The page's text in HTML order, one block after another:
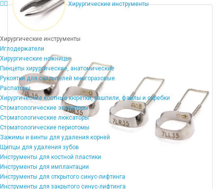
Хирургические инструменты
Хирургические инструменты
Иглодержатели
Хирургические ножницы
Пинцеты хирургические, анатомические
Рукоятки для скальпелей многоразовые
Распаторы
Хирургические костные кюретки, рашпили, файлы и скребки
Стоматологические элеваторы
Стоматологические люксаторы
Стоматологические периотомы
Зажимы и винты для удаления корней
Щипцы для удаления зубов
Инструменты для костной пластики
Инструменты для имплантации
Инструменты для открытого синус-лифтинга
Инструменты для закрытого синус-лифтинга